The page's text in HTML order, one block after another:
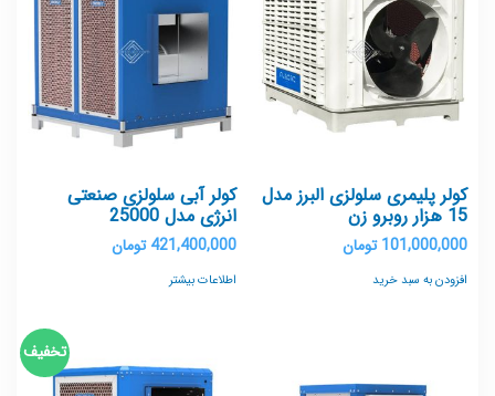
کولر پلیمری سلولزی البرز مدل
15 هزار روبرو زن
101,000,000 تومان
افزودن به سبد خرید
کولر آبی سلولزی صنعتی
انرژی مدل 25000
421,400,000 تومان
اطلاعات بیشتر
تخفیف